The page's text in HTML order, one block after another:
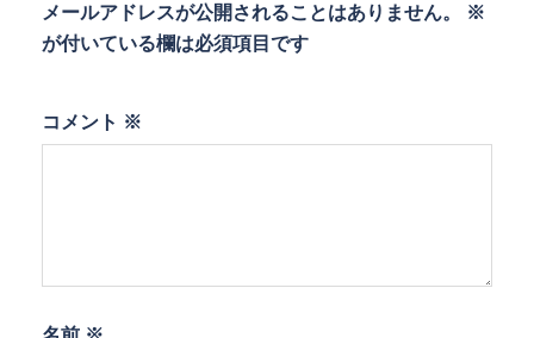
メールアドレスが公開されることはありません。
※
が付いている欄は必須項目です
コメント ※